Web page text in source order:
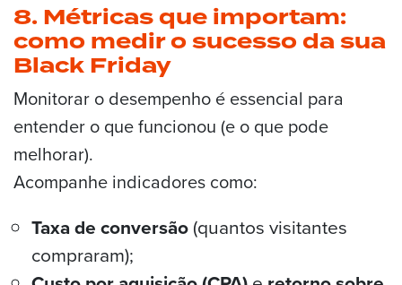
8. Métricas que importam:
como medir o sucesso da sua
Black Friday
Monitorar o desempenho é essencial para
entender o que funcionou (e o que pode
melhorar).
Acompanhe indicadores como:
Taxa de conversão (quantos visitantes
compraram);